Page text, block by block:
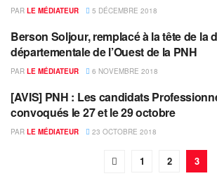
PAR LE MÉDIATEUR 5 DÉCEMBRE 2018
JUSTICE
Berson Soljour, remplacé à la tête de la
départementale de l’Ouest de la PNH
PAR LE MÉDIATEUR 6 NOVEMBRE 2018
POLICE
[AVIS] PNH : Les candidats
convoqués le 27 et le 29 octobre
PAR LE MÉDIATEUR 23 OCTOBRE 2018
1 2 3